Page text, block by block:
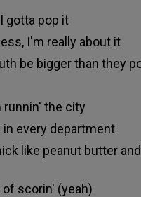
gotta pop it
I'm really about it
be bigger than they
runnin' the city
every department
like peanut butter
of scorin' (yeah)